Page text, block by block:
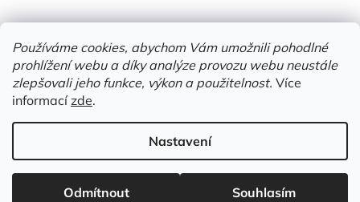
Používáme cookies, abychom Vám umožnili pohodlné
prohlížení webu a díky analýze provozu webu neustále
zlepšovali jeho funkce, výkon a použitelnost. Více
informacízde.
Nastavení
Odmítnout Souhlasím
Vytvořil Shoptet
Copyright 2026Želví doupě | knihy & vinyly | Mělník. Všechna
práva vyhrazena.
Upravit nastavení cookies